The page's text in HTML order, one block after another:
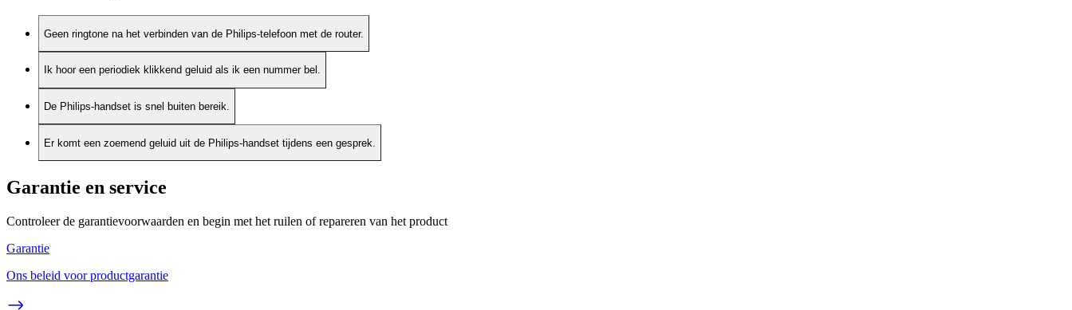
Geen ringtone na het verbinden van de Philips-telefoon met de router.
Ik hoor een periodiek klikkend geluid als ik een nummer bel.
De Philips-handset is snel buiten bereik.
Er komt een zoemend geluid uit de Philips-handset tijdens een gesprek.
Garantie en service
Controleer de garantievoorwaarden en begin met het ruilen of repareren van het product
Garantie
Ons beleid voor productgarantie